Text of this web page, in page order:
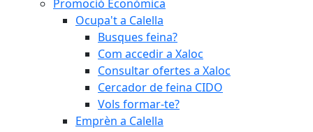
Promoció Econòmica
Ocupa't a Calella
Busques feina?
Com accedir a Xaloc
Consultar ofertes a Xaloc
Cercador de feina CIDO
Vols formar-te?
Emprèn a Calella